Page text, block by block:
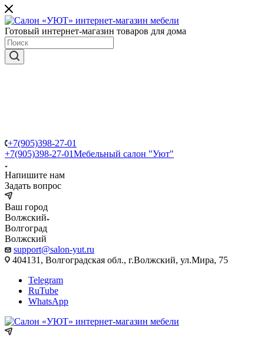
Готовый интернет-магазин товаров для дома
+7(905)398-27-01
+7(905)398-27-01Мебельный салон "Уют"
Напишите нам
Задать вопрос
Ваш город
Волжский
Волгоград
Волжский
support@salon-yut.ru
404131, Волгоградская обл., г.Волжский, ул.Мира, 75
Telegram
RuTube
WhatsApp